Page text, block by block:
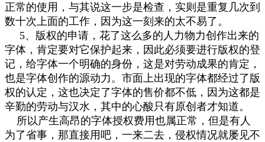
正常的使用，与其说这一步是检查，实则是重复几次到
数十次上面的工作，因为这一刻来的太不易了。
5、版权的申请，花了这么多的人力物力创作出来的
字体，肯定要对它保护起来，因此必须要进行版权的登
记，给字体一个明确的身份，这是对劳动成果的肯定，
也是字体创作的源动力。市面上出现的字体都经过了版
权的认定，这也决定了字体的售价都不低，因为这都是
辛勤的劳动与汉水，其中的心酸只有原创者才知道。
所以产生高昂的字体授权费用也属正常，但是有人
为了省事，那直接用吧，一来二去，侵权情况就屡见不